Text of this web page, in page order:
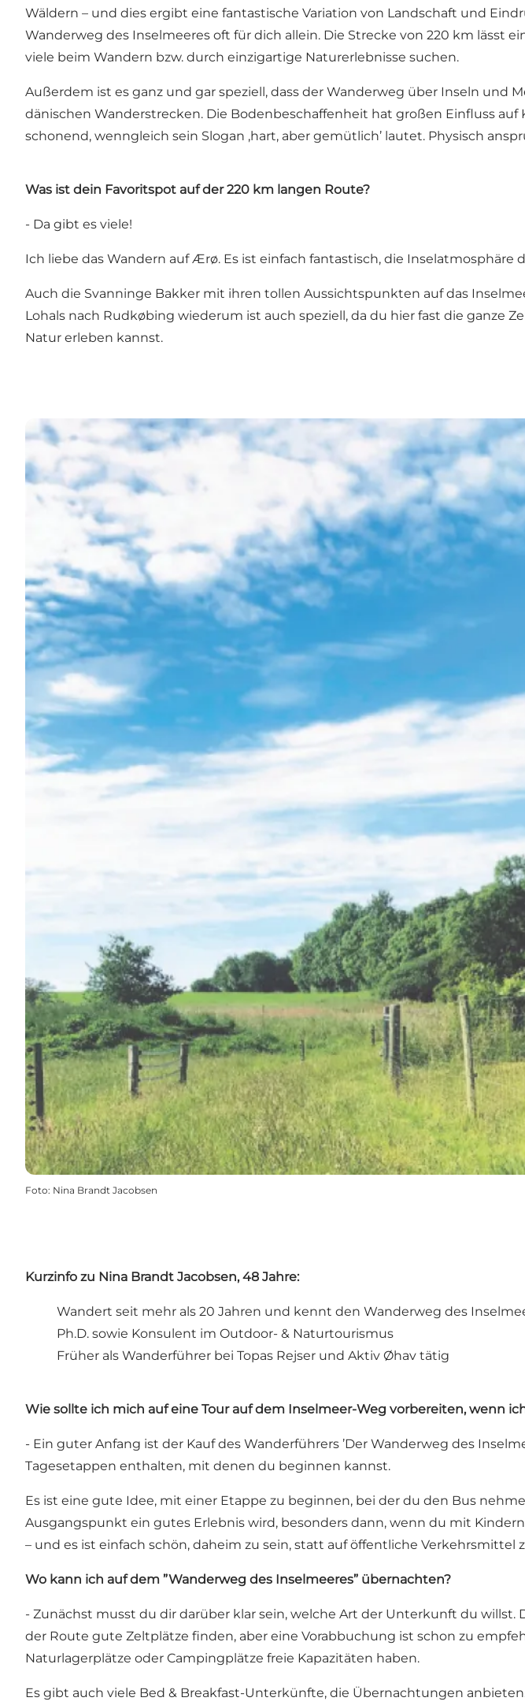
Wäldern – und dies ergibt eine fantastische Variation von Landschaft und
Wanderweg des Inselmeeres oft für dich allein. Die Strecke von 220 km
viele beim Wandern bzw. durch einzigartige Naturerlebnisse suchen.
Außerdem ist es ganz und gar speziell, dass der Wanderweg über Inseln und
dänischen Wanderstrecken. Die Bodenbeschaffenheit hat großen Einfluss
schonend, wenngleich sein Slogan ‚hart, aber gemütlich’ lautet. Physisch
Was ist dein Favoritspot auf der 220 km langen Route?
- Da gibt es viele!
Ich liebe das Wandern auf Ærø. Es ist einfach fantastisch, die
Auch die Svanninge Bakker mit ihren tollen Aussichtspunkten auf das
Lohals nach Rudkøbing wiederum ist auch speziell, da du hier fast die ganze
Natur erleben kannst.
Foto: Nina Brandt Jacobsen
Kurzinfo zu Nina Brandt Jacobsen, 48 Jahre:
Wandert seit mehr als 20 Jahren und kennt den Wanderweg des
Ph.D. sowie Konsulent im Outdoor- & Naturtourismus
Früher als Wanderführer bei Topas Rejser und Aktiv Øhav tätig
Wie sollte ich mich auf eine Tour auf dem Inselmeer-Weg vorbereiten, wenn
- Ein guter Anfang ist der Kauf des Wanderführers ’Der Wanderweg des
Tagesetappen enthalten, mit denen du beginnen kannst.
Es ist eine gute Idee, mit einer Etappe zu beginnen, bei der du den Bus
Ausgangspunkt ein gutes Erlebnis wird, besonders dann, wenn du mit
– und es ist einfach schön, daheim zu sein, statt auf öffentliche
Wo kann ich auf dem ”Wanderweg des Inselmeeres” übernachten?
- Zunächst musst du dir darüber klar sein, welche Art der Unterkunft du
der Route gute Zeltplätze finden, aber eine Vorabbuchung ist schon zu
Naturlagerplätze oder Campingplätze freie Kapazitäten haben.
Es gibt auch viele Bed & Breakfast-Unterkünfte, die Übernachtungen